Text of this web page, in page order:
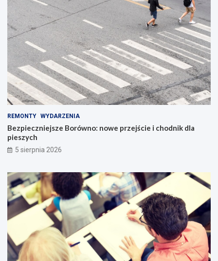
REMONTY WYDARZENIA
Bezpieczniejsze Borówno: nowe przejście i chodnik dla
pieszych
5 sierpnia 2026